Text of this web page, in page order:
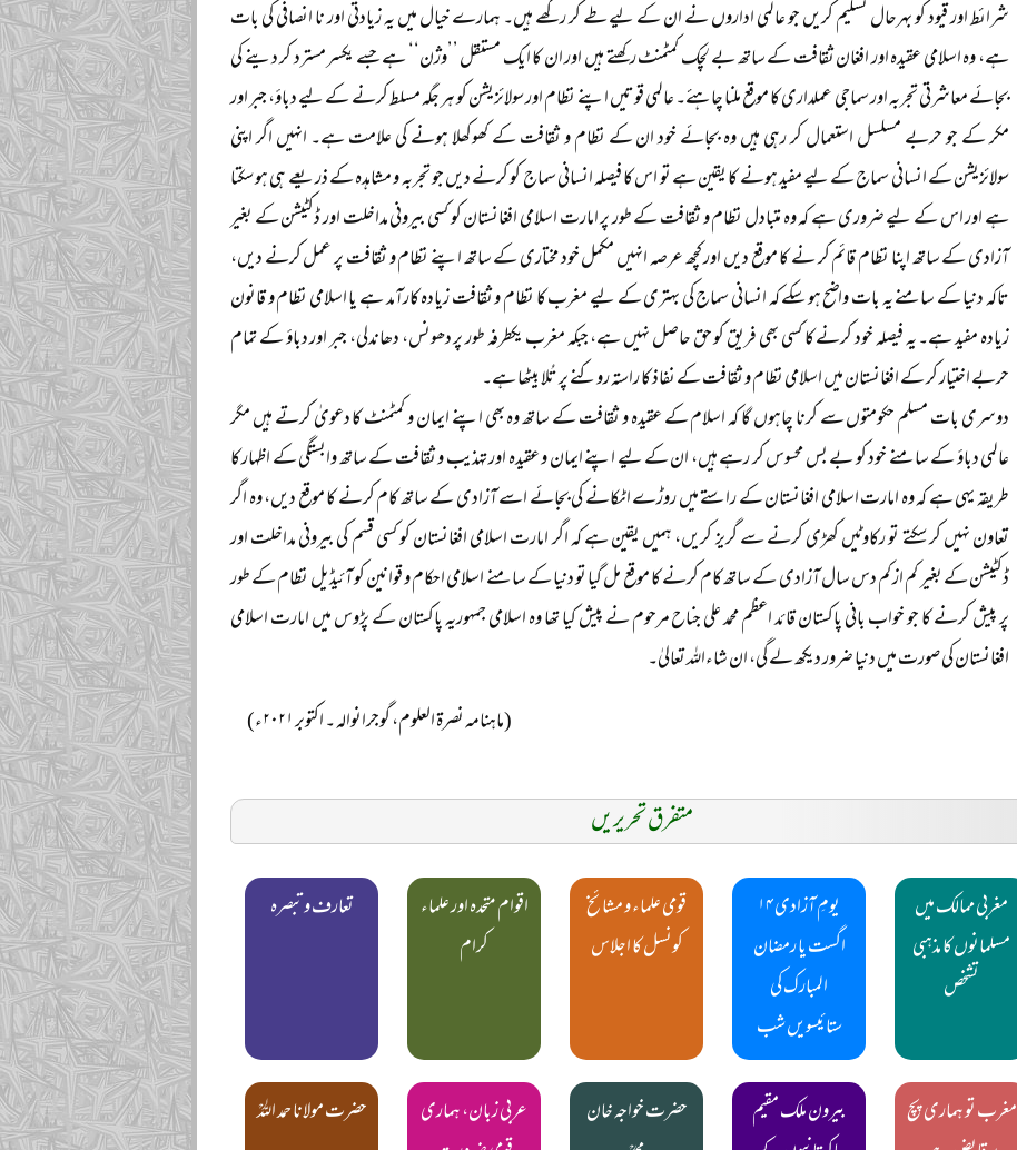
شرائط اور قیود کو بہرحال تسلیم کریں جو عالمی اداروں نے ان کے لیے طے کر رکھے ہیں۔ ہمارے خیال میں یہ زیادتی اور نا انصافی کی بات
ہے، وہ اسلامی عقیدہ اور افغان ثقافت کے ساتھ بے لچک کمٹمنٹ رکھتے ہیں اور ان کا ایک مستقل ’’وژن‘‘ ہے جسے یکسر مسترد کر دینے کی
بجائے معاشرتی تجربہ اور سماجی عملداری کا موقع ملنا چاہئے۔ عالمی قوتیں اپنے نظام اور سولائزیشن کو ہر جگہ مسلط کرنے کے لیے دباؤ، جبر اور
مکر کے جو حربے مسلسل استعمال کر رہی ہیں وہ بجائے خود ان کے نظام و ثقافت کے کھوکھلا ہونے کی علامت ہے۔ انہیں اگر اپنی
سولائزیشن کے انسانی سماج کے لیے مفید ہونے کا یقین ہے تو اس کا فیصلہ انسانی سماج کو کرنے دیں جو تجربہ و مشاہدہ کے ذریعے ہی ہو سکتا
ہے اور اس کے لیے ضروری ہے کہ وہ متبادل نظام و ثقافت کے طور پر امارت اسلامی افغانستان کو کسی بیرونی مداخلت اور ڈکٹیشن کے بغیر
آزادی کے ساتھ اپنا نظام قائم کر نے کا موقع دیں اور کچھ عرصہ انہیں مکمل خود مختاری کے ساتھ اپنے نظام و ثقافت پر عمل کرنے دیں،
تاکہ دنیا کے سامنے یہ بات واضح ہو سکے کہ انسانی سماج کی بہتری کے لیے مغرب کا نظام و ثقافت زیادہ کارآمد ہے یا اسلامی نظام و قانون
زیادہ مفید ہے۔ یہ فیصلہ خود کرنے کا کسی بھی فریق کو حق حاصل نہیں ہے، جبکہ مغرب یکطرفہ طور پر دھونس، دھاندلی، جبر اور دباؤ کے تمام
حربے اختیار کر کے افغانستان میں اسلامی نظام و ثقافت کے نفاذ کا راستہ روکنے پر تُلا بیٹھا ہے۔
دوسری بات مسلم حکومتوں سے کرنا چاہوں گا کہ اسلام کے عقیدہ و ثقافت کے ساتھ وہ بھی اپنے ایمان و کمٹمنٹ کا دعویٰ کرتے ہیں مگر
عالمی دباؤ کے سامنے خود کو بے بس محسوس کر رہے ہیں، ان کے لیے اپنے ایمان و عقیدہ اور تہذیب و ثقافت کے ساتھ وابستگی کے اظہار کا
طریقہ یہی ہے کہ وہ امارت اسلامی افغانستان کے راستے میں روڑے اٹکانے کی بجائے اسے آزادی کے ساتھ کام کرنے کا موقع دیں، وہ اگر
تعاون نہیں کر سکتے تو رکاوٹیں کھڑی کرنے سے گریز کریں، ہمیں یقین ہے کہ اگر امارت اسلامی افغانستان کو کسی قسم کی بیرونی مداخلت اور
ڈکٹیشن کے بغیر کم از کم دس سال آزادی کے ساتھ کام کرنے کا موقع مل گیا تو دنیا کے سامنے اسلامی احکام و قوانین کو آئیڈیل نظام کے طور
پر پیش کرنے کا جو خواب بانی پاکستان قائد اعظم محمد علی جناح مرحوم نے پیش کیا تھا وہ اسلامی جمہوریہ پاکستان کے پڑوس میں امارت اسلامی
افغانستان کی صورت میں دنیا ضرور دیکھ لے گی، ان شاءاللہ تعالیٰ۔
(ماہنامہ نصرۃ العلوم، گوجرانوالہ ۔ اکتوبر ۲۰۲۱ء)
متفرق تحریریں
مغربی ممالک میں
مسلمانوں کا مذہبی
تشخص
یومِ آزادی ۱۴
اگست یا رمضان
المبارک کی
ستائیسویں شب
قومی علماء و مشائخ
کونسل کا اجلاس
اقوام متحدہ اور علماء
کرام
تعارف و تبصرہ
مغرب تو ہماری پچ
بیرون ملک مقیم
حضرت خواجہ خان
عربی زبان، ہماری
حضرت مولانا حمد اللہؒ